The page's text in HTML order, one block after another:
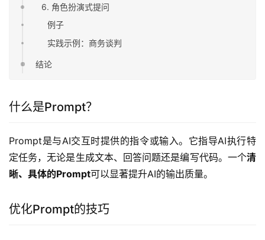
6. 角色扮演式提问
例子
实践示例：商务谈判
结论
什么是Prompt？
Prompt是与AI交互时提供的指令或输入。它指导AI执行特
定任务，无论是生成文本、回答问题还是编写代码。一个清
晰、具体的Prompt可以显著提升AI的输出质量。
优化Prompt的技巧